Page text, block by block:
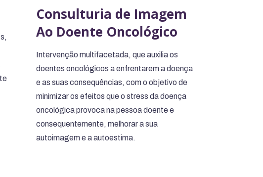
Consulturia de Imagem
Ao Doente Oncológico
Intervenção multifacetada, que auxilia os
doentes oncológicos a enfrentarem a doença
e as suas consequências, com o objetivo de
minimizar os efeitos que o stress da doença
oncológica provoca na pessoa doente e
consequentemente, melhorar a sua
autoimagem e a autoestima.